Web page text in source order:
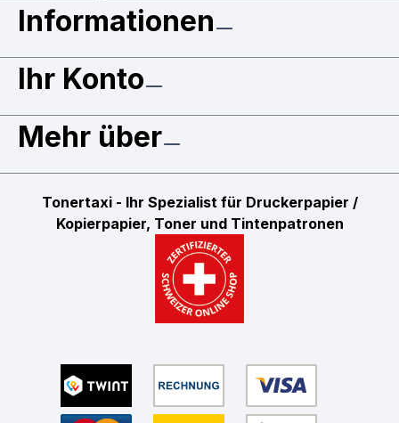
Informationen
Ihr Konto
Mehr über
Tonertaxi - Ihr Spezialist für Druckerpapier /
Kopierpapier, Toner und Tintenpatronen